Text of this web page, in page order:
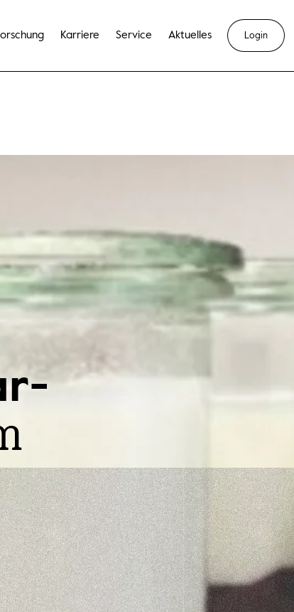
Karriere Service Aktuelles Login